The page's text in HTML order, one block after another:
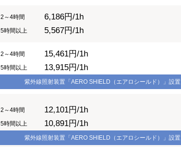
2～4時間 6,186円/1h
5時間以上 5,567円/1h
2～4時間 15,461円/1h
5時間以上 13,915円/1h
紫外線照射装置「AERO SHIELD（エアロシールド）」設置
2～4時間 12,101円/1h
5時間以上 10,891円/1h
紫外線照射装置「AERO SHIELD（エアロシールド）」設置